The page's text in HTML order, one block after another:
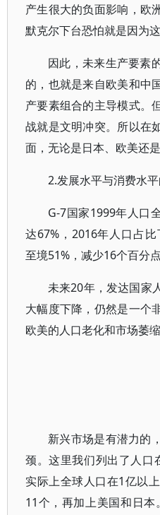
产生很大的负面影响，欧
默克尔下台恐怕就是因为这
因此，未来生产要素
的，也就是来自欧美和中
产要素组合的主导模式。
战就是文明冲突。所以在
面，无论是日本、欧美还
2.发展水平与消费水平
G-7国家1999年人口
达67%，2016年人口占
至境51%，减少16个百分点
未来20年，发达国家
大幅度下降，仍然是一个
欧美的人口老化和市场萎
新兴市场是有潜力的
颈。这里我们列出了人口
实际上全球人口在1亿以
11个，再加上美国和日本